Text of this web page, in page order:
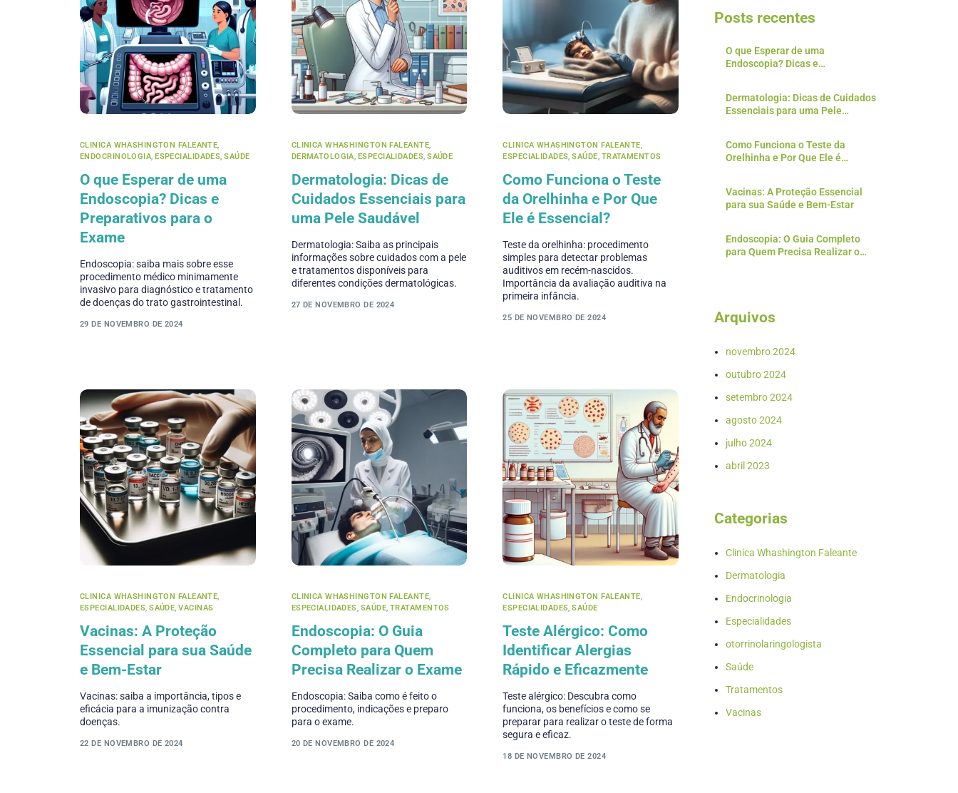
CLINICA WHASHINGTON FALEANTE,
ENDOCRINOLOGIA,ESPECIALIDADES,SAÚDE
O que Esperar de uma
Endoscopia? Dicas e
Preparativos para o
Exame
Endoscopia: saiba mais sobre esse
procedimento médico minimamente
invasivo para diagnóstico e tratamento
de doenças do trato gastrointestinal.
29 DE NOVEMBRO DE 2024
CLINICA WHASHINGTON FALEANTE,
DERMATOLOGIA, ESPECIALIDADES,SAÚDE
Dermatologia: Dicas de
Cuidados Essenciais para
uma Pele Saudável
Dermatologia: Saiba as principais
informações sobre cuidados com a pele
e tratamentos disponíveis para
diferentes condições dermatológicas.
27 DE NOVEMBRO DE 2024
CLINICA WHASHINGTON FALEANTE,
ESPECIALIDADES,SAÚDE, TRATAMENTOS
Como Funciona o Teste
da Orelhinha e Por Que
Ele é Essencial?
Teste da orelhinha: procedimento
simples para detectar problemas
auditivos em recém-nascidos.
Importância da avaliação auditiva na
primeira infância.
25 DE NOVEMBRO DE 2024
CLINICA WHASHINGTON FALEANTE,
ESPECIALIDADES,SAÚDE,VACINAS
Vacinas: A Proteção
Essencial para sua Saúde
e Bem-Estar
Vacinas: saiba a importância, tipos e
eficácia para a imunização contra
doenças.
22 DE NOVEMBRO DE 2024
CLINICA WHASHINGTON FALEANTE,
ESPECIALIDADES, SAÚDE,TRATAMENTOS
Endoscopia: O Guia
Completo para Quem
Precisa Realizar o Exame
Endoscopia: Saiba como é feito o
procedimento, indicações e preparo
para o exame.
20 DE NOVEMBRO DE 2024
CLINICA WHASHINGTON FALEANTE,
ESPECIALIDADES,SAÚDE
Teste Alérgico: Como
Identificar Alergias
Rápido e Eficazmente
Teste alérgico: Descubra como
funciona, os benefícios e como se
preparar para realizar o teste de forma
segura e eficaz.
18 DE NOVEMBRO DE 2024
Posts recentes
O que Esperar de uma
Endoscopia? Dicas e
Dermatologia: Dicas de Cuidados
Essenciais para uma Pele
Como Funciona o Teste da
Orelhinha e Por Que Ele é
Vacinas: A Proteção Essencial
para sua Saúde e Bem-Estar
Endoscopia: O Guia Completo
para Quem Precisa Realizar o
Arquivos
novembro 2024
outubro 2024
setembro 2024
agosto 2024
julho 2024
abril 2023
Categorias
Clinica Whashington Faleante
Dermatologia
Endocrinologia
Especialidades
otorrinolaringologista
Saúde
Tratamentos
Vacinas